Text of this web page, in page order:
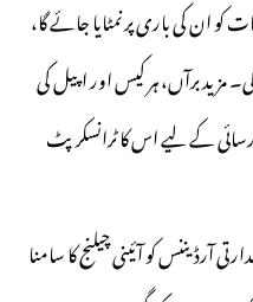
کو ان کی باری پر نمٹایا جائے گا،
مزید برآں، ہر کیس اور اپیل کی
کے لیے اس کا ٹرانسکرپٹ
کو آئینی چیلنج کا سامنا